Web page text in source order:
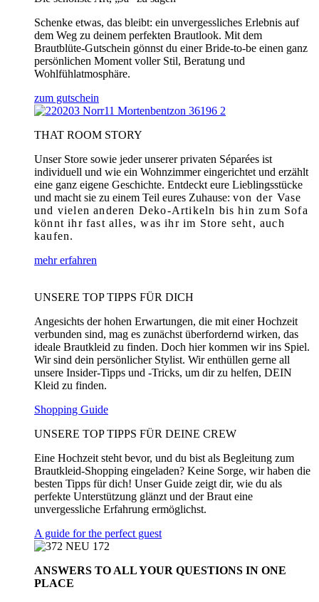
Schenke etwas, das bleibt: ein unvergessliches Erlebnis auf
dem Weg zu deinem perfekten Brautlook. Mit dem
Brautblüte-Gutschein gönnst du einer Bride-to-be einen ganz
persönlichen Moment voller Stil, Beratung und
Wohlfühlatmosphäre.
zum gutschein
THAT ROOM STORY
Unser Store sowie jeder unserer privaten Séparées ist
individuell und wie ein Wohnzimmer eingerichtet und erzählt
eine ganz eigene Geschichte. Entdeckt eure Lieblingsstücke
und macht sie zu einem Teil eures Zuhause: von der Vase
und vielen anderen Deko-Artikeln bis hin zum Sofa
könnt ihr fast alles, was ihr im Store seht, auch
kaufen.
mehr erfahren
UNSERE TOP TIPPS FÜR DICH
Angesichts der hohen Erwartungen, die mit einer Hochzeit
verbunden sind, mag es zunächst überfordernd wirken, das
ideale Brautkleid zu finden. Doch hier kommen wir ins Spiel.
Wir sind dein persönlicher Stylist. Wir enthüllen gerne all
unsere Insider-Tipps und -Tricks, um dir zu helfen, DEIN
Kleid zu finden.
Shopping Guide
UNSERE TOP TIPPS FÜR DEINE CREW
Eine Hochzeit steht bevor, und du bist als Begleitung zum
Brautkleid-Shopping eingeladen? Keine Sorge, wir haben die
besten Tipps für dich! Unser Guide zeigt dir, wie du als
perfekte Unterstützung glänzt und der Braut eine
unvergessliche Erfahrung ermöglichst.
A guide for the perfect guest
ANSWERS TO ALLYOUR QUESTIONS IN ONE
PLACE